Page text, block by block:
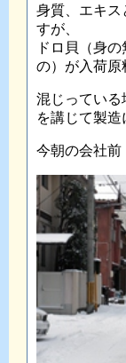
身質、エキス
すが、
ドロ貝（身
の）が入荷原
混じっている
を講じて製造
今朝の会社前